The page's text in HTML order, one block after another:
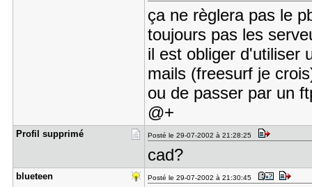
ça ne règlera pas le
toujours pas les
il est obliger d'utiliser
mails (freesurf je
ou de passer par un
@+
Profil sup​primé Posté le 29-07-2002 à 21:28:25
cad?
blueteen Posté le 29-07-2002 à 21:30:45